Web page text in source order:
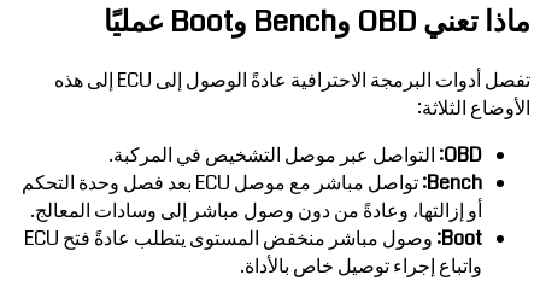
ماذا تعني OBD وBench وBoot عمليًا
تفصل أدوات البرمجة الاحترافية عادةً الوصول إلى ECU إلى هذه
الأوضاع الثلاثة:
OBD: التواصل عبر موصل التشخيص في المركبة.
Bench:
تواصل مباشر مع موصل ECU بعد فصل وحدة التحكم
أو إزالتها، وعادةً من دون وصول مباشر إلى وسادات المعالج.
Boot:
وصول مباشر منخفض المستوى يتطلب عادةً فتح ECU
واتباع إجراء توصيل خاص بالأداة.